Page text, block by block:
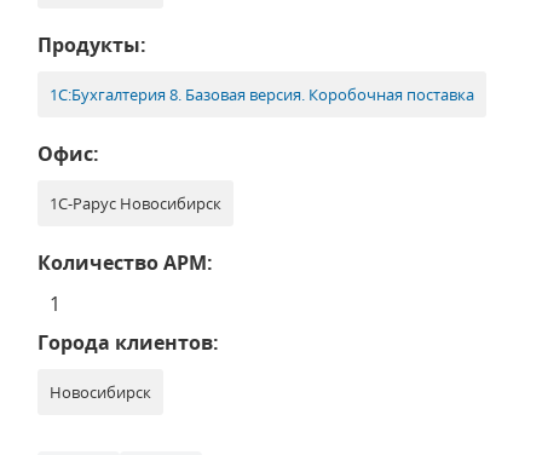
Продукты:
1С:Бухгалтерия 8. Базовая версия. Коробочная поставка
Офис:
1С-Рарус Новосибирск
Количество АРМ:
1
Города клиентов:
Новосибирск